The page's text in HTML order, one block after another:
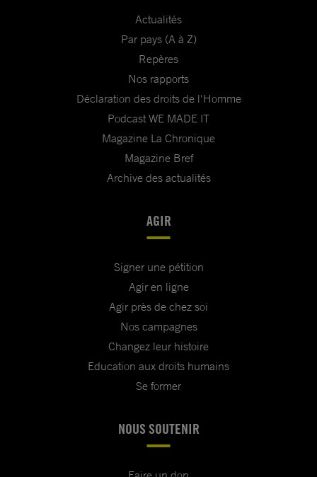
Actualités
Par pays (A à Z)
Repères
Nos rapports
Déclaration des droits de l'Homme
Podcast WE MADE IT
Magazine La Chronique
Magazine Bref
Archive des actualités
AGIR
Signer une pétition
Agir en ligne
Agir près de chez soi
Nos campagnes
Changez leur histoire
Education aux droits humains
Se former
NOUS SOUTENIR